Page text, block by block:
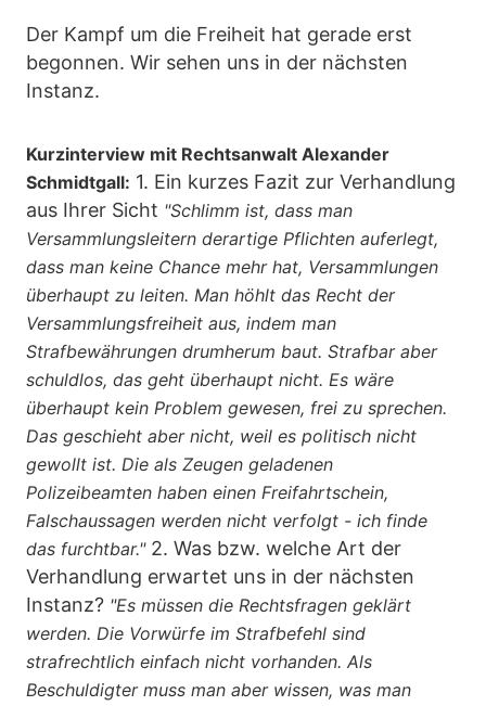
Der Kampf um die Freiheit hat gerade erst
begonnen. Wir sehen uns in der nächsten
Instanz.
Kurzinterview mit Rechtsanwalt Alexander
Schmidtgall: 1. Ein kurzes Fazit zur Verhandlung
aus Ihrer Sicht "Schlimm ist, dass man
Versammlungsleitern derartige Pflichten auferlegt,
dass man keine Chance mehr hat, Versammlungen
überhaupt zu leiten. Man höhlt das Recht der
Versammlungsfreiheit aus, indem man
Strafbewährungen drumherum baut. Strafbar aber
schuldlos, das geht überhaupt nicht. Es wäre
überhaupt kein Problem gewesen, frei zu sprechen.
Das geschieht aber nicht, weil es politisch nicht
gewollt ist. Die als Zeugen geladenen
Polizeibeamten haben einen Freifahrtschein,
Falschaussagen werden nicht verfolgt - ich finde
das furchtbar."2. Was bzw. welche Art der
Verhandlung erwartet uns in der nächsten
Instanz? "Es müssen die Rechtsfragen geklärt
werden. Die Vorwürfe im Strafbefehl sind
strafrechtlich einfach nicht vorhanden. Als
Beschuldigter muss man aber wissen, was man